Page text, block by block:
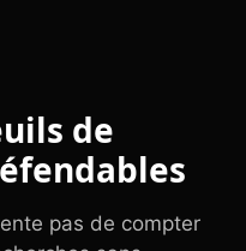
de
pas de compter